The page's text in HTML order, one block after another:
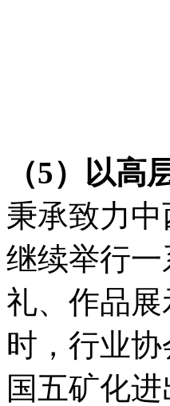
（5）以
秉承致力
继续举行
礼、作品
时，行业
国五矿化